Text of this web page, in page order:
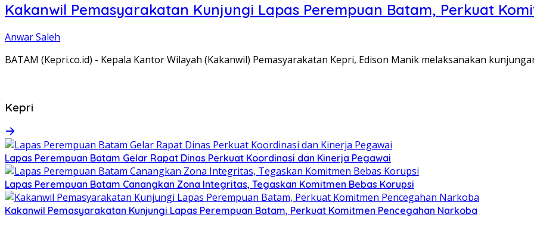
Kakanwil Pemasyarakatan Kunjungi Lapas Perempuan Batam, Perkuat
Anwar Saleh
BATAM (Kepri.co.id) - Kepala Kantor Wilayah (Kakanwil) Pemasyarakatan Kepri, Edison Manik melaksanakan
Kepri
Lapas Perempuan Batam Gelar Rapat Dinas Perkuat Koordinasi dan Kinerja Pegawai
Lapas Perempuan Batam Canangkan Zona Integritas, Tegaskan Komitmen Bebas Korupsi
Kakanwil Pemasyarakatan Kunjungi Lapas Perempuan Batam, Perkuat Komitmen Pencegahan Narkoba